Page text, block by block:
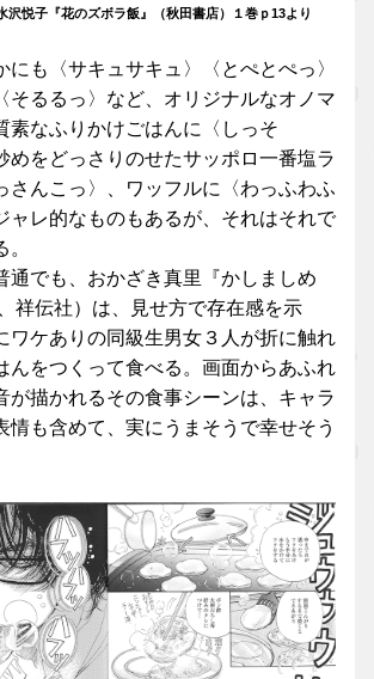
沢悦子『花のズボラ飯』（秋田書店）１巻ｐ13より
にも〈サキュサキュ〉〈とぺとぺっ〉
そるるっ〉など、オリジナルなオノマ
素なふりかけごはんに〈しっそ
めをどっさりのせたサッポロ一番塩ラ
さんこっ〉、ワッフルに〈わっふわふ
ャレ的なものもあるが、それはそれで
通でも、おかざき真里『かしましめ
祥伝社）は、見せ方で存在感を示
ワケありの同級生男女３人が折に触れ
んをつくって食べる。画面からあふれ
が描かれるその食事シーンは、キャラ
情も含めて、実にうまそうで幸せそう